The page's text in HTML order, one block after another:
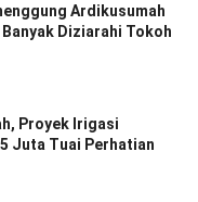
Ardikusumah
Diziarahi Tokoh
Proyek Irigasi
Juta Tuai Perhatian